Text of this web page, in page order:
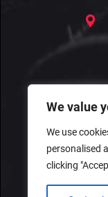
We value
We use
personalised
clicking